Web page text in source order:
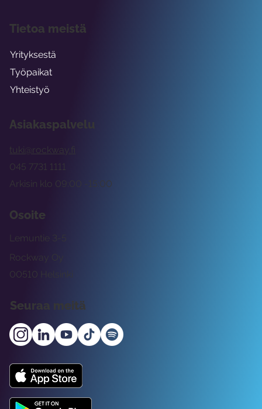
Asiakaspalvelu
tuki@rockway.fi
Arkisin klo 09:00 -15:00
045 7731 1111
Osoite
Rockway Oy
Lemuntie 3-5
00510 Helsinki
Seuraa meitä
Tietoa meistä
Yrityksestä
Työpaikat
Yhteistyö